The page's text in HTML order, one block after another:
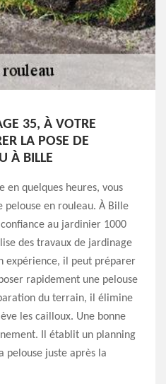
35, À VOTRE
LA POSE DE
À BILLE
en quelques heures, vous
pelouse en rouleau. À Bille
au jardinier 1000
des travaux de jardinage
expérience, il peut préparer
rapidement une pelouse
du terrain, il élimine
les cailloux. Une bonne
Il établit un planning
pelouse juste après la